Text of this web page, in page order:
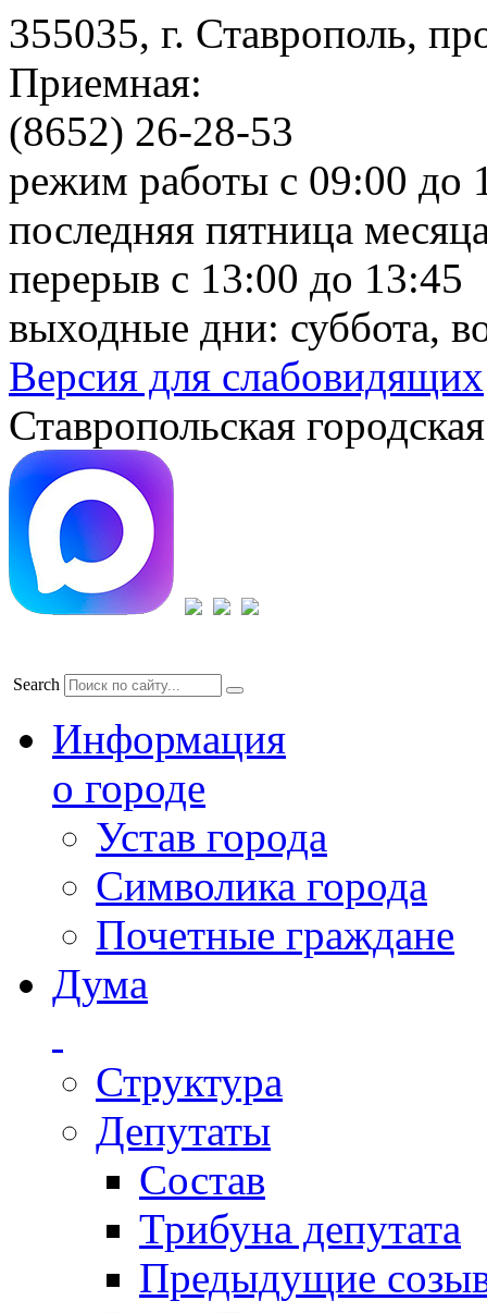
355035, г. Ставрополь,
Приемная:
(8652) 26-28-53
режим работы с 09:00 до
последняя пятница
перерыв с 13:00 до 13:45
выходные дни: суббота,
Версия для слабовидящих
Ставропольская
Search
Информация
о городе
Устав города
Символика города
Почетные граждане
Дума
Структура
Депутаты
Состав
Трибуна депутата
Предыдущие